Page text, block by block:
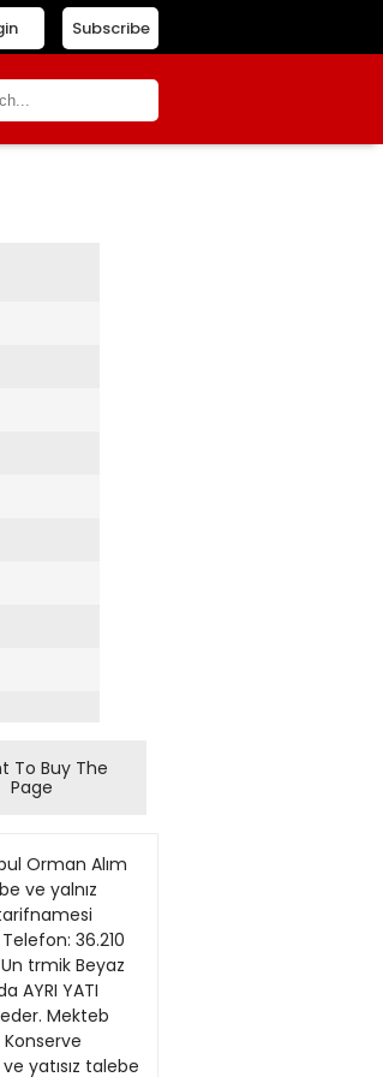
Subscribe
To Buy The
Page
Orman Alım
ve yalnız
36.210
trmik Beyaz
AYRI YATI
Mekteb
Konserve
yatısız talebe